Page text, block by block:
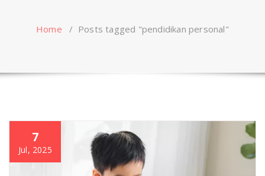
Home / Posts tagged "pendidikan personal"
7
Jul, 2025